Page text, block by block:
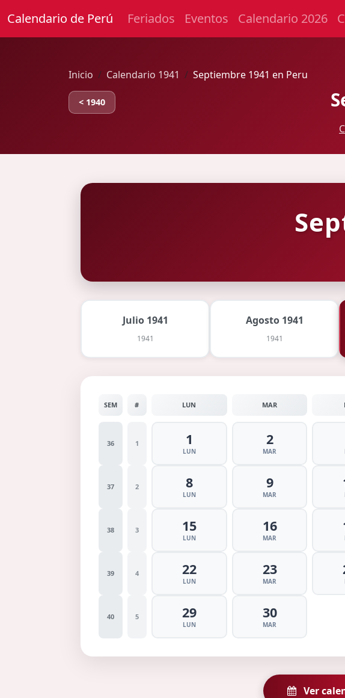
Calendario de Perú Feriados Eventos Calendario 2026
Inicio Calendario 1941 Septiembre 1941 en Peru
< 1940
Julio 1941
1941
Agosto 1941
1941
SEM # LUN MAR
36 1 1
LUN
2
MAR
37 2 8
LUN
9
MAR
38 3 15
LUN
16
MAR
39 4 22
LUN
23
MAR
40 5 29
LUN
30
MAR
Ver